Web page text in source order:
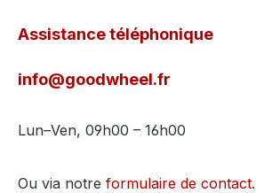
Assistance téléphonique
info@goodwheel.fr
Lun–Ven, 09h00 – 16h00
Ou via notre formulaire de contact.